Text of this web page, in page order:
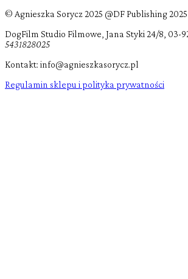
© Agnieszka Sorycz 2025 @DF Publishing
DogFilm Studio Filmowe, Jana Styki 24/8, 03-
5431828025
Kontakt: info@agnieszkasorycz.pl
Regulamin sklepu i polityka prywatności